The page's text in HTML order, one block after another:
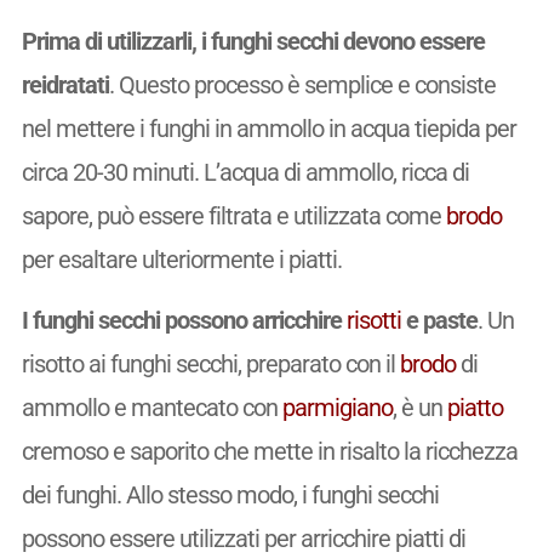
Prima di utilizzarli, i funghi secchi devono essere
reidratati. Questo processo è semplice e consiste
nel mettere i funghi in ammollo in acqua tiepida per
circa 20-30 minuti. L’acqua di ammollo, ricca di
sapore, può essere filtrata e utilizzata come brodo
per esaltare ulteriormente i piatti.
I funghi secchi possono arricchirerisottie paste. Un
risotto ai funghi secchi, preparato con il brododi
ammollo e mantecato con parmigiano, è un piatto
cremoso e saporito che mette in risalto la ricchezza
dei funghi. Allo stesso modo, i funghi secchi
possono essere utilizzati per arricchire piatti di